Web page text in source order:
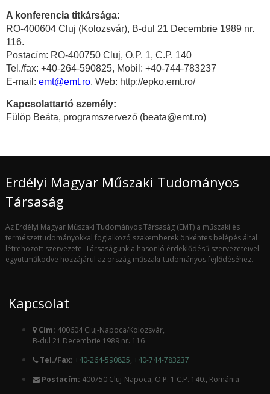
A konferencia titkársága:
RO-400604 Cluj (Kolozsvár), B-dul 21 Decembrie 1989 nr.
116.
Postacím: RO-400750 Cluj, O.P. 1, C.P. 140
Tel./fax: +40-264-590825, Mobil: +40-744-783237
E-mail: emt@emt.ro, Web: http://epko.emt.ro/
Kapcsolattartó személy:
Fülöp Beáta, programszervező (beata@emt.ro)
Erdélyi Magyar Műszaki Tudományos
Társaság
Az Erdélyi Magyar Műszaki Tudományos Társaság (EMT) a műszaki és
természettudományokkal foglalkozó szakemberek önkéntes belépés által
létrehozott szervezete. Társaságunk a hasonló érdeklődésű szervezeteivel
együttműködve hozzájárul az ország műszaki-tudományos fejlődéséhez.
Kapcsolat
Cím: 400604 Cluj-Napoca/Kolozsvár,
B-dul 21 Decembrie 1989 nr. 116
Tel./Fax: +40-264-590825, +40-744-783237
Postacím: 400750 Cluj-Napoca, O.P. 1 C.P. 140., Románia